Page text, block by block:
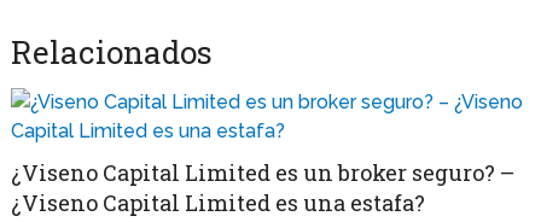
Relacionados
¿Viseno Capital Limited es un broker seguro? –
¿Viseno Capital Limited es una estafa?